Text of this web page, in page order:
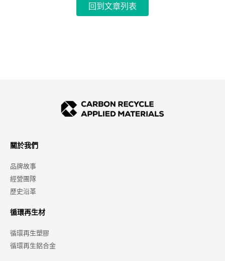
回到文章列表
關於我們
品牌故事
經營團隊
歷史沿革
循環再生材
循環再生塑膠
循環再生鋁合金